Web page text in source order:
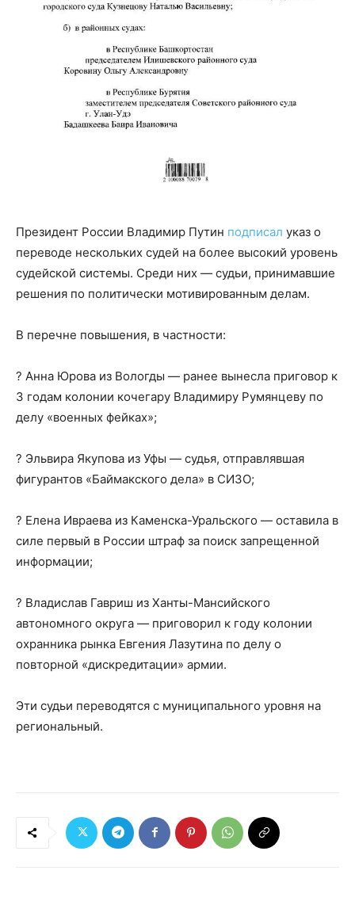
Президент России Владимир Путин подписал указ о
переводе нескольких судей на более высокий уровень
судейской системы. Среди них — судьи, принимавшие
решения по политически мотивированным делам.
В перечне повышения, в частности:
? Анна Юрова из Вологды — ранее вынесла приговор к
3 годам колонии кочегару Владимиру Румянцеву по
делу «военных фейках»;
? Эльвира Якупова из Уфы — судья, отправлявшая
фигурантов «Баймакского дела» в СИЗО;
? Елена Ивраева из Каменска-Уральского — оставила в
силе первый в России штраф за поиск запрещенной
информации;
? Владислав Гавриш из Ханты-Мансийского
автономного округа — приговорил к году колонии
охранника рынка Евгения Лазутина по делу о
повторной «дискредитации» армии.
Эти судьи переводятся с муниципального уровня на
региональный.